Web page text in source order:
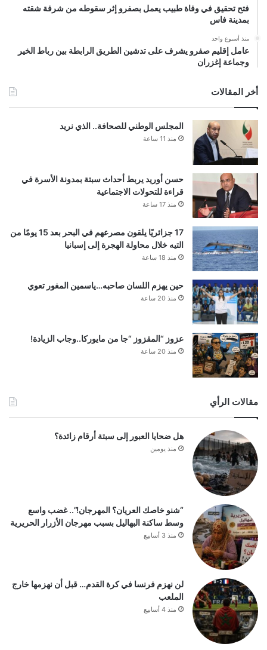
فتح تحقيق في وفاة طبيب يعمل بصفرو إثر سقوطه من شرفة شقته
بمدينة فاس
منذ أسبوع واحد
عامل إقليم صفرو يشرف على تدشين الطريق الرابطة بين رباط الخير
وجماعة إغزران
أخر المقالات
المجلس الوطني للصحافة.. الذي نريد
منذ 11 ساعة
حسن أوريد يربط أحداث سبتة بمدونة الأسرة في
قراءة للتحولات الاجتماعية
منذ 17 ساعة
17 جزائريًا يلقون مصرعهم في البحر بعد 15 يومًا من
التيه خلال محاولة الهجرة إلى إسبانيا
منذ 18 ساعة
حين يهزم اللسان صاحبه…ياسمين المغور تعوي
منذ 20 ساعة
عزوز “المقزوز “جا من مايوركا..وجاب الزيادة!
منذ 20 ساعة
مقالات الرأي
هل ضحايا العبور إلى سبتة أرقام زائدة؟
منذ يومين
“شنو خاصك العريان؟ المهرجان!”.. غضب واسع
وسط ساكنة البهاليل بسبب مهرجان الأزرار الحريرية
منذ 3 أسابيع
لن نهزم فرنسا في كرة القدم… قبل أن نهزمها خارج
الملعب
منذ 4 أسابيع